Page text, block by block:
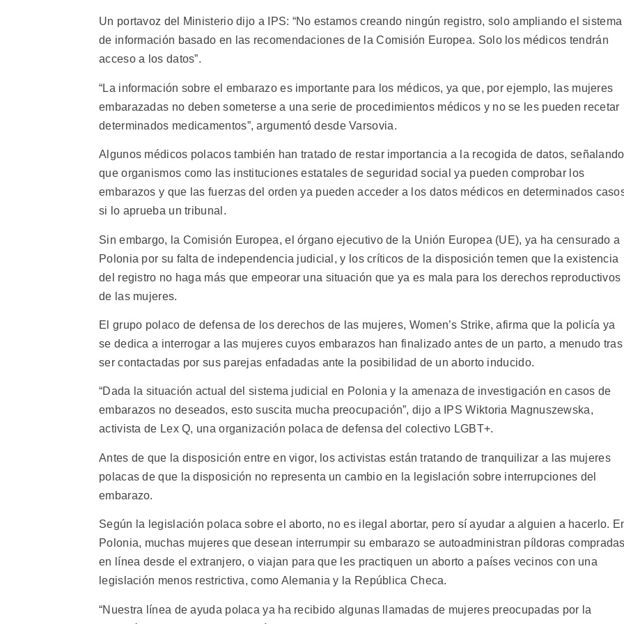
Un portavoz del Ministerio dijo a IPS: “No estamos creando ningún registro, solo ampliando el sistema
de información basado en las recomendaciones de la Comisión Europea. Solo los médicos tendrán
acceso a los datos”.
“La información sobre el embarazo es importante para los médicos, ya que, por ejemplo, las mujeres
embarazadas no deben someterse a una serie de procedimientos médicos y no se les pueden recetar
determinados medicamentos”, argumentó desde Varsovia.
Algunos médicos polacos también han tratado de restar importancia a la recogida de datos, señalando
que organismos como las instituciones estatales de seguridad social ya pueden comprobar los
embarazos y que las fuerzas del orden ya pueden acceder a los datos médicos en determinados
si lo aprueba un tribunal.
Sin embargo, la Comisión Europea, el órgano ejecutivo de la Unión Europea (UE), ya ha censurado a
Polonia por su falta de independencia judicial, y los críticos de la disposición temen que la existencia
del registro no haga más que empeorar una situación que ya es mala para los derechos reproductivos
de las mujeres.
El grupo polaco de defensa de los derechos de las mujeres, Women’s Strike, afirma que la policía ya
se dedica a interrogar a las mujeres cuyos embarazos han finalizado antes de un parto, a menudo tras
ser contactadas por sus parejas enfadadas ante la posibilidad de un aborto inducido.
“Dada la situación actual del sistema judicial en Polonia y la amenaza de investigación en casos de
embarazos no deseados, esto suscita mucha preocupación”, dijo a IPS Wiktoria Magnuszewska,
activista de Lex Q, una organización polaca de defensa del colectivo LGBT+.
Antes de que la disposición entre en vigor, los activistas están tratando de tranquilizar a las mujeres
polacas de que la disposición no representa un cambio en la legislación sobre interrupciones del
embarazo.
Según la legislación polaca sobre el aborto, no es ilegal abortar, pero sí ayudar a alguien a hacerlo.
Polonia, muchas mujeres que desean interrumpir su embarazo se autoadministran píldoras
en línea desde el extranjero, o viajan para que les practiquen un aborto a países vecinos con una
legislación menos restrictiva, como Alemania y la República Checa.
“Nuestra línea de ayuda polaca ya ha recibido algunas llamadas de mujeres preocupadas por la